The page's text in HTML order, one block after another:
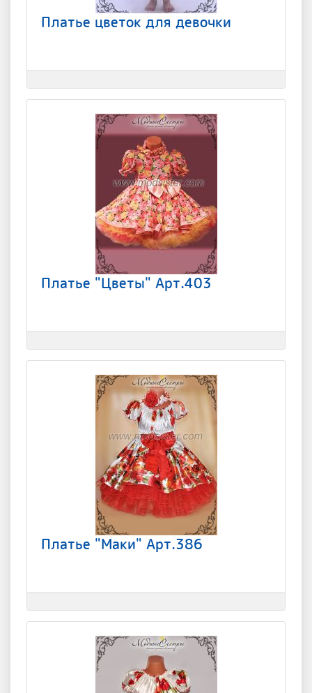
Платье цветок для девочки
Платье "Цветы" Арт.403
Платье "Маки" Арт.386